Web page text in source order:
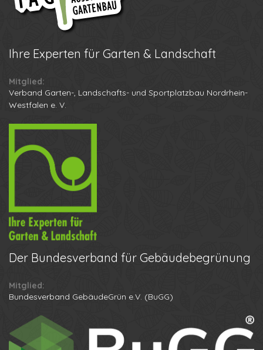
Ihre Experten für Garten & Landschaft
Mitglied:
Verband Garten-, Landschafts- und Sportplatzbau Nordrhein-
Westfalen e. V.
Der Bundesverband für Gebäudebegrünung
Mitglied:
Bundesverband GebäudeGrün e.V. (BuGG)